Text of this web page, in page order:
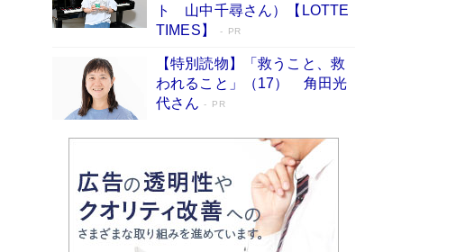
ト 山中千尋さん）【LOTTE
TIMES】
PR
【特別読物】「救うこと、救
われること」（17） 角田光
代さん
PR